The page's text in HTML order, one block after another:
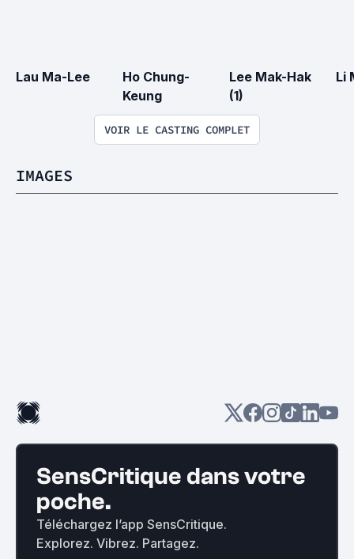
Lau Ma-Lee
Ho Chung-
Keung
Lee Mak-Hak
(1)
Li
VOIR LE CASTING COMPLET
IMAGES
SensCritique dans votre
poche.
Téléchargez l’app SensCritique.
Explorez. Vibrez. Partagez.